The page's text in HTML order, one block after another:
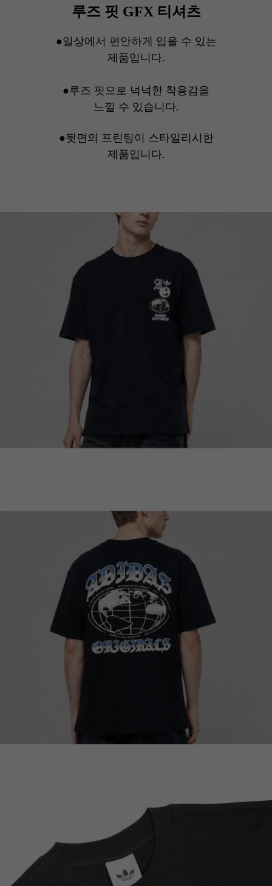
루즈 핏 GFX 티셔츠
●일상에서 편안하게 입을 수 있는
제품입니다.
●루즈 핏으로 넉넉한 착용감을
느낄 수 있습니다.
●뒷면의 프린팅이 스타일리시한
제품입니다.